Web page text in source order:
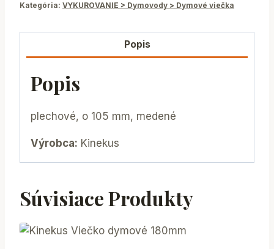
Kategória: VYKUROVANIE > Dymovody > Dymové viečka
Popis
Popis
plechové, o 105 mm, medené
Výrobca: Kinekus
Súvisiace Produkty